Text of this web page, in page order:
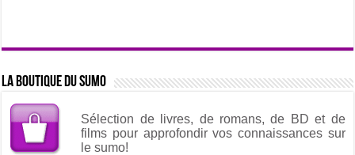
La boutique du sumo
Sélection de livres, de romans, de BD et de
films pour approfondir vos connaissances sur
le sumo!